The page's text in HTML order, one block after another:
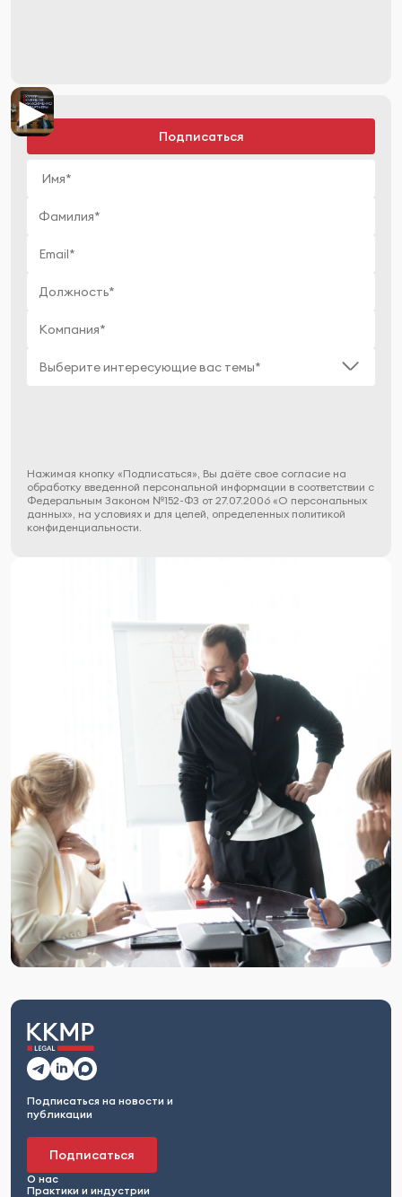
►
Подписаться
на
нас
Выберите интересующие вас темы*
Подписаться
Нажимая кнопку «Подписаться», Вы даёте свое согласие на
обработку введенной персональной информации в соответствии с
Федеральным Законом №152-ФЗ от 27.07.2006 «О персональных
данных», на условиях и для целей, определенных политикой
конфиденциальности.
Подписаться на новости и
публикации
Подписаться
О нас
Практики и индустрии